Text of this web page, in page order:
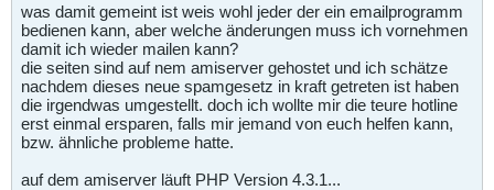
was damit gemeint ist weis wohl jeder der ein emailprogramm
bedienen kann, aber welche änderungen muss ich vornehmen
damit ich wieder mailen kann?
die seiten sind auf nem amiserver gehostet und ich schätze
nachdem dieses neue spamgesetz in kraft getreten ist haben
die irgendwas umgestellt. doch ich wollte mir die teure hotline
erst einmal ersparen, falls mir jemand von euch helfen kann,
bzw. ähnliche probleme hatte.
auf dem amiserver läuft PHP Version 4.3.1...